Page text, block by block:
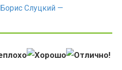
Борис Слуцкий —